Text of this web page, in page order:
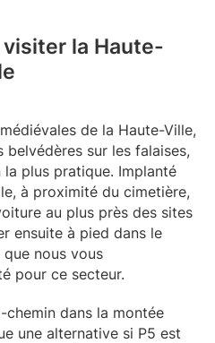
la Haute-
de la Haute-Ville,
sur les falaises,
la plus pratique. Implanté
à proximité du cimetière,
au plus près des sites
ensuite à pied dans le
que nous vous
pour ce secteur.
chemin dans la montée
une alternative si P5 est